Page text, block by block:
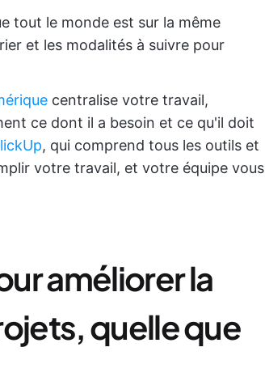
tout le monde est sur la même
et les modalités à suivre pour
centralise votre travail,
ce dont il a besoin et ce qu'il doit
, qui comprend tous les outils et
votre travail, et votre équipe vous
améliorer la
quelle que